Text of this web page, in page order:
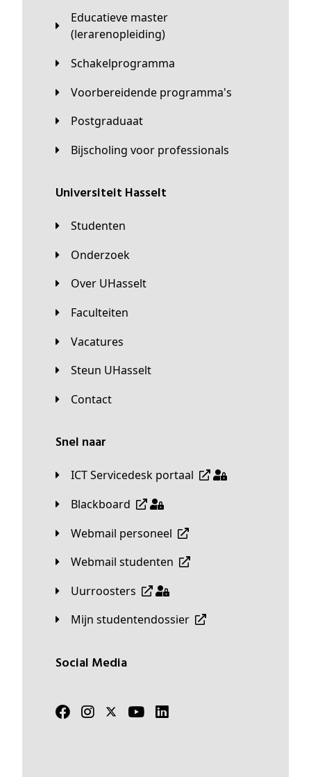
Educatieve master
(lerarenopleiding)
Schakelprogramma
Voorbereidende programma's
Postgraduaat
Bijscholing voor professionals
universiteit Hasselt
Studenten
Onderzoek
Over UHasselt
Faculteiten
Vacatures
Steun UHasselt
Contact
Snel naar
ICT Servicedesk portaal
Blackboard
Webmail personeel
Webmail studenten
Uurroosters
Mijn studentendossier
Social Media